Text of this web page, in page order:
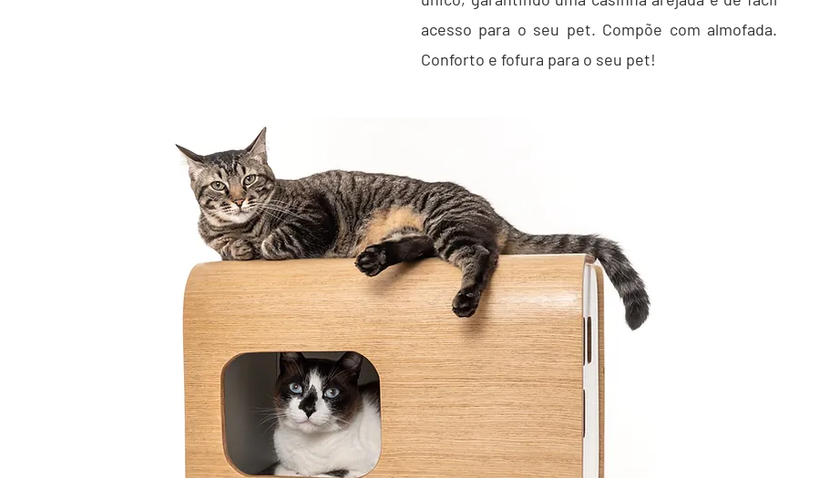
acesso para o seu pet. Compõe com almofada.
Conforto e fofura para o seu pet!